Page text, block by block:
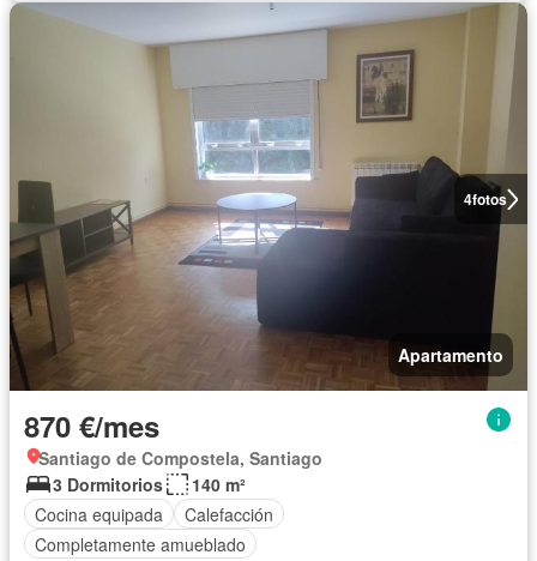
4fotos
Apartamento
870 €/mes
Santiago de Compostela, Santiago
3 Dormitorios
140 m²
Cocina equipada
Calefacción
Completamente amueblado